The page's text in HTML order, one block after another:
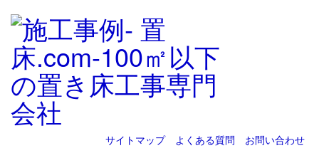
サイトマップ よくある質問
お問い合わせ